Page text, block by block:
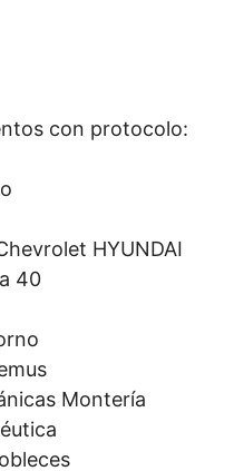
con protocolo:
HYUNDAI
40
Montería